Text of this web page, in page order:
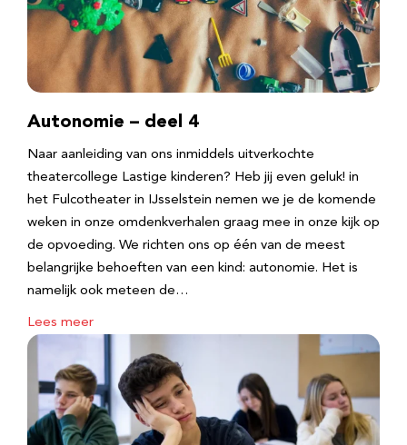
Autonomie – deel 4
Naar aanleiding van ons inmiddels uitverkochte
theatercollege Lastige kinderen? Heb jij even geluk! in
het Fulcotheater in IJsselstein nemen we je de komende
weken in onze omdenkverhalen graag mee in onze kijk op
de opvoeding. We richten ons op één van de meest
belangrijke behoeften van een kind: autonomie. Het is
namelijk ook meteen de…
Lees meer